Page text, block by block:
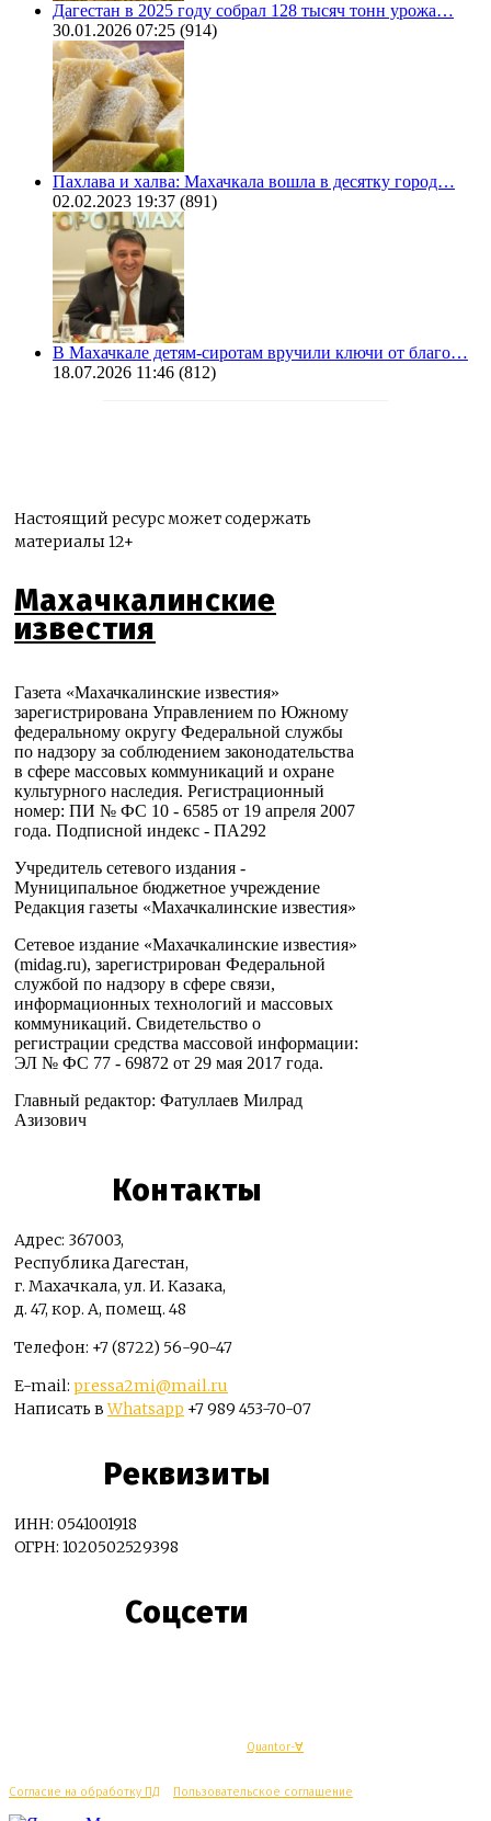
Дагестан в 2025 году собрал 128 тысяч тонн урожа…
30.01.2026 07:25 (914)
Пахлава и халва: Махачкала вошла в десятку город…
02.02.2023 19:37 (891)
В Махачкале детям-сиротам вручили ключи от благо…
18.07.2026 11:46 (812)
Настоящий ресурс может содержать
материалы 12+
Махачкалинские
известия
Газета «Махачкалинские известия»
зарегистрирована Управлением по Южному
федеральному округу Федеральной службы
по надзору за соблюдением законодательства
в сфере массовых коммуникаций и охране
культурного наследия. Регистрационный
номер: ПИ № ФС 10 - 6585 от 19 апреля 2007
года. Подписной индекс - ПА292
Учредитель сетевого издания -
Муниципальное бюджетное учреждение
Редакция газеты «Махачкалинские известия»
Сетевое издание «Махачкалинские известия»
(midag.ru), зарегистрирован Федеральной
службой по надзору в сфере связи,
информационных технологий и массовых
коммуникаций. Свидетельство о
регистрации средства массовой информации:
ЭЛ № ФС 77 - 69872 от 29 мая 2017 года.
Главный редактор: Фатуллаев Милрад
Азизович
Контакты
Адрес: 367003,
Республика Дагестан,
г. Махачкала, ул. И. Казака,
д. 47, кор. А, помещ. 48
Телефон: +7 (8722) 56-90-47
E-mail: pressa2mi@mail.ru
Написать вWhatsapp +7 989 453-70-07
Реквизиты
ИНН: 0541001918
ОГРН: 1020502529398
Соцсети
Quantor-∀
Согласие на обработку ПД Пользовательское соглашение